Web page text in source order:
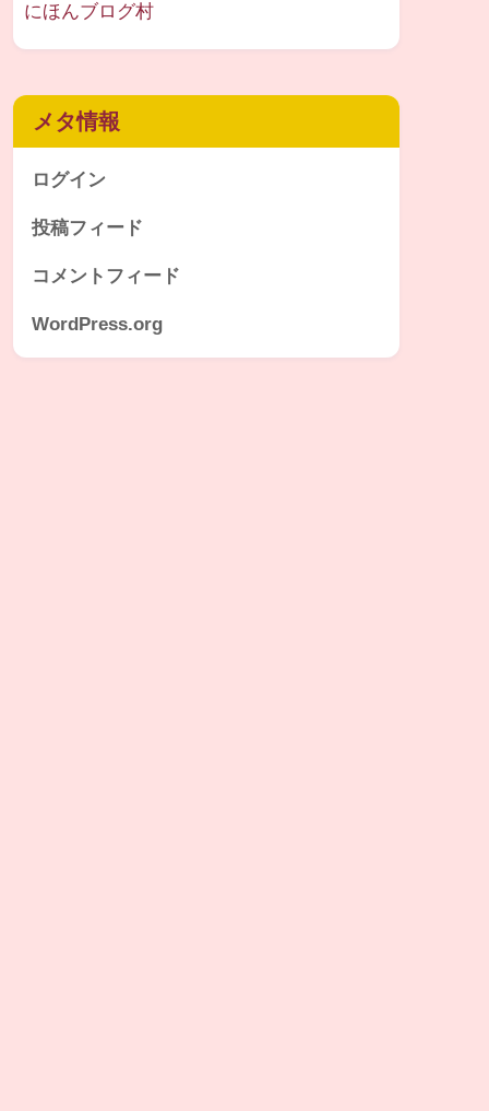
にほんブログ村
メタ情報
ログイン
投稿フィード
コメントフィード
WordPress.org